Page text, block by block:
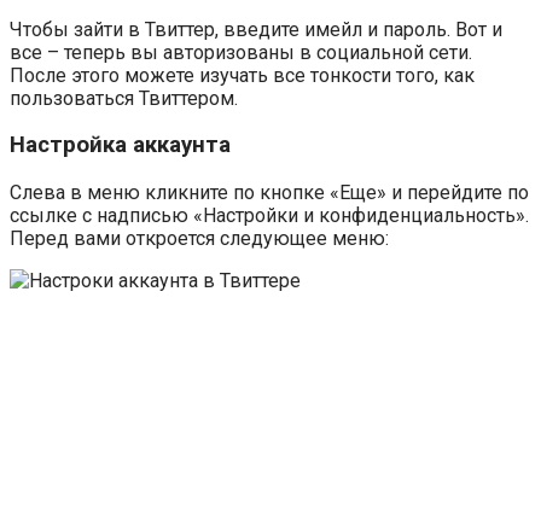
Чтобы зайти в Твиттер, введите имейл и пароль. Вот и
все – теперь вы авторизованы в социальной сети.
После этого можете изучать все тонкости того, как
пользоваться Твиттером.
Настройка аккаунта
Слева в меню кликните по кнопке «Еще» и перейдите по
ссылке с надписью «Настройки и конфиденциальность».
Перед вами откроется следующее меню: